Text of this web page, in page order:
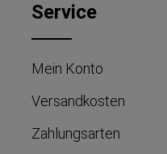
Service
Mein Konto
Versandkosten
Zahlungsarten